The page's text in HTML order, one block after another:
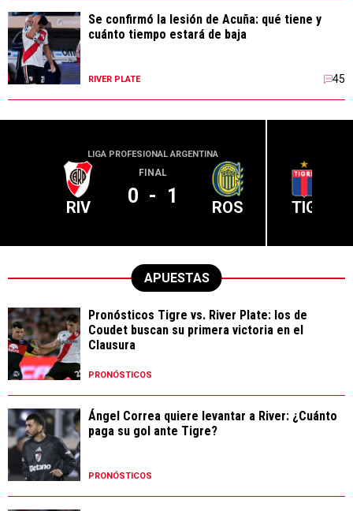
Se confirmó la lesión de Acuña: qué tiene y
cuánto tiempo estará de baja
RIVER PLATE 45
LIGA PROFESIONAL ARGENTINA
RIV
FINAL
0 - 1 ROS TIG
APUESTAS
Pronósticos Tigre vs. River Plate: los de
Coudet buscan su primera victoria en el
Clausura
PRONÓSTICOS
Ángel Correa quiere levantar a River: ¿Cuánto
paga su gol ante Tigre?
PRONÓSTICOS